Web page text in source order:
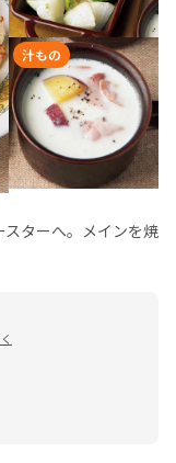
汁もの
スターへ。メインを焼